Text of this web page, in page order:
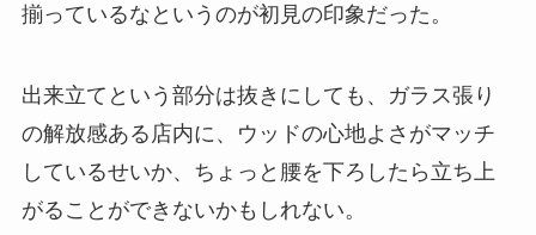
揃っているなというのが初見の印象だった。
出来立てという部分は抜きにしても、ガラス張り
の解放感ある店内に、ウッドの心地よさがマッチ
しているせいか、ちょっと腰を下ろしたら立ち上
がることができないかもしれない。